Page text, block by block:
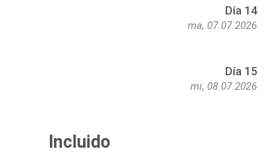
Día 14
ma, 07.07.2026
Día 15
mi, 08.07.2026
Incluido